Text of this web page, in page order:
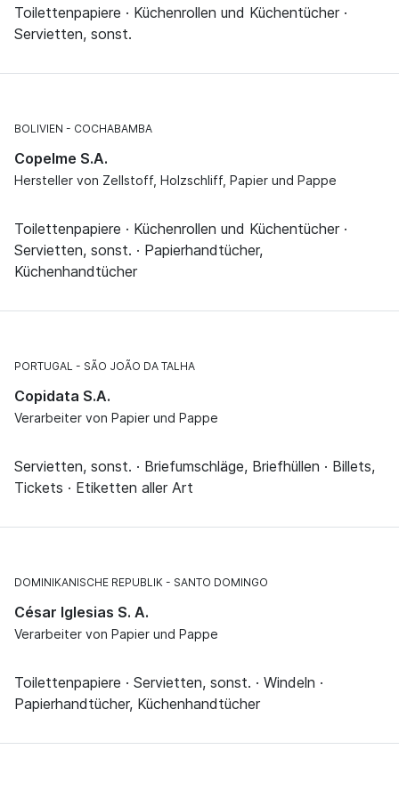
Toilettenpapiere · Küchenrollen und Küchentücher ·
Servietten, sonst.
BOLIVIEN COCHABAMBA
Copelme S.A.
Hersteller von Zellstoff, Holzschliff, Papier und Pappe
Toilettenpapiere · Küchenrollen und Küchentücher ·
Servietten, sonst. · Papierhandtücher,
Küchenhandtücher
PORTUGAL SÃO JOÃO DA TALHA
Copidata S.A.
Verarbeiter von Papier und Pappe
Servietten, sonst. · Briefumschläge, Briefhüllen · Billets,
Tickets · Etiketten aller Art
DOMINIKANISCHE REPUBLIK SANTO DOMINGO
César Iglesias S. A.
Verarbeiter von Papier und Pappe
Toilettenpapiere · Servietten, sonst. · Windeln ·
Papierhandtücher, Küchenhandtücher